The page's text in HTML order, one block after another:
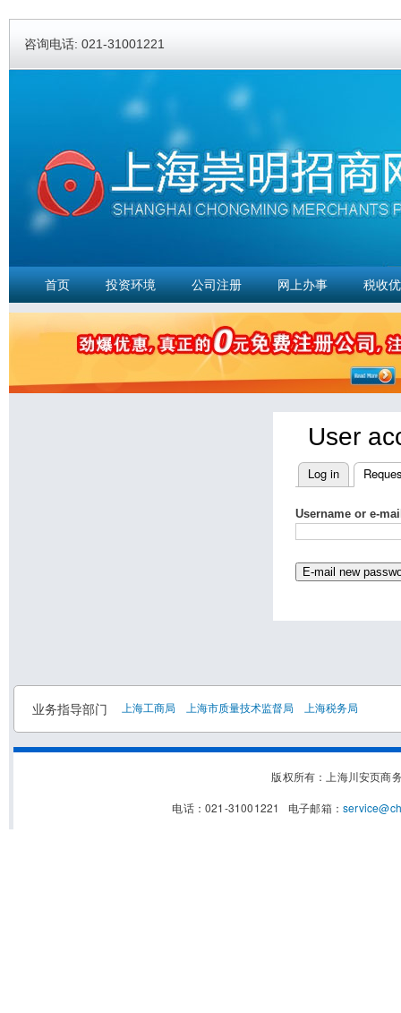
咨询电话: 021-31001221
首页 投资环境 公司注册 网上办事 税收
User
Log in
Username or e-
业务指导部门 上海工商局 上海市质量技术监督局 上海税务局
版权所有：上海川安页
电话：021-31001221 电子邮箱：